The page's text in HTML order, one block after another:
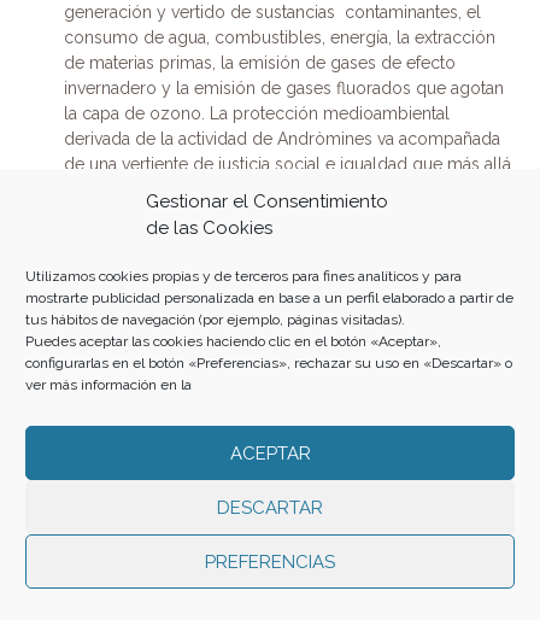
Gestionar el Consentimiento
de las Cookies
Utilizamos cookies propias y de terceros para fines analíticos y para
mostrarte publicidad personalizada en base a un perfil elaborado a partir de
tus hábitos de navegación (por ejemplo, páginas visitadas).
Puedes aceptar las cookies haciendo clic en el botón «Aceptar»,
configurarlas en el botón «Preferencias», rechazar su uso en «Descartar» o
ver más información en la
ACEPTAR
DESCARTAR
PREFERENCIAS
generación y vertido de sustancias contaminantes, el
consumo de agua, combustibles, energía, la extracción
de materias primas, la emisión de gases de efecto
invernadero y la emisión de gases fluorados que agotan
la capa de ozono. La protección medioambiental
derivada de la actividad de Andròmines va acompañada
de una vertiente de justicia social e igualdad que más allá
estamos evitando situaciones de explotación humana y
conflictos armados asociados a la extracción de recursos
fábricas de producción en países en vías de desarrollo,
etc.
En Andròmines nos movemos por la protección del
medio ambiente y por la defensa de dignidad de las
(las acciones que anteponen a los seres
consecuencias sobre el bienestar humano actual y el de
(menos objetos, menos gastos, menos explotación de